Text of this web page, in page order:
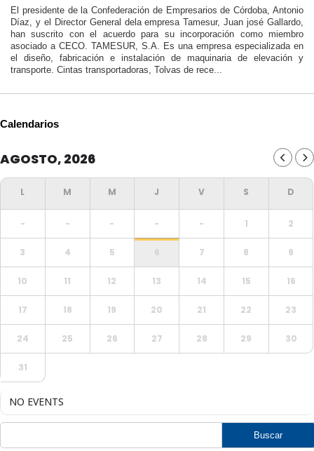
El presidente de la Confederación de Empresarios de Córdoba, Antonio
Díaz, y el Director General dela empresa Tamesur, Juan josé Gallardo,
han suscrito con el acuerdo para su incorporación como miembro
asociado a CECO. TAMESUR, S.A. Es una empresa especializada en
el diseño, fabricación e instalación de maquinaria de elevación y
transporte. Cintas transportadoras, Tolvas de rece...
Calendarios
AGOSTO, 2026
- - - - - 1 2
3 4 5 6 7 8 9
10 11 12 13 14 15 16
17 18 19 20 21 22 23
24 25 26 27 28 29 30
31
NO EVENTS